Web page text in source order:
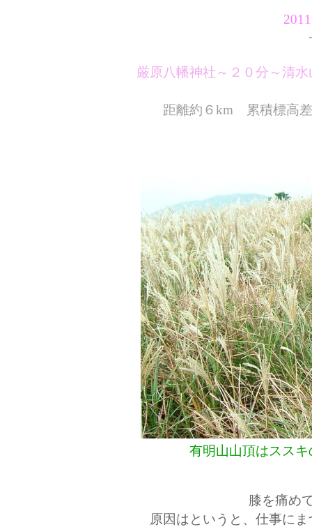
2
厳原八幡神社～２０分～清
距離約６km 累積標
有明山山頂はスス
膝を痛め
原因はというと、仕事に